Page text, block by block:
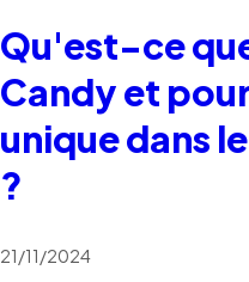
Qu'est-ce
Candy et
unique dans
?
21/11/2024